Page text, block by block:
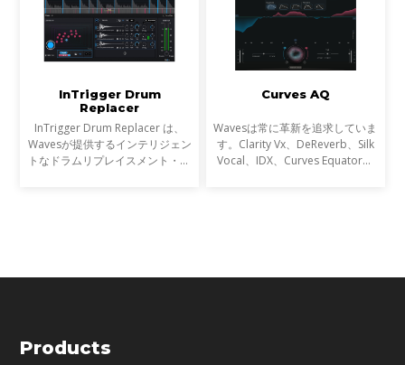
InTrigger Drum
Replacer
InTrigger Drum Replacer は、
Wavesが提供するインテリジェン
トなドラムリプレイスメント・プ
Curves AQ
Wavesは常に革新を追求していま
す。Clarity Vx、DeReverb、Silk
Vocal、IDX、Curves Equator、
Products